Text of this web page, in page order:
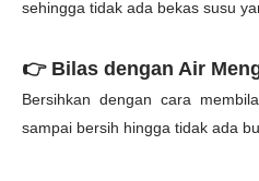
sehingga tidak ada bekas susu
👉 Bilas dengan Air
Bersihkan dengan cara
sampai bersih hingga tidak ada